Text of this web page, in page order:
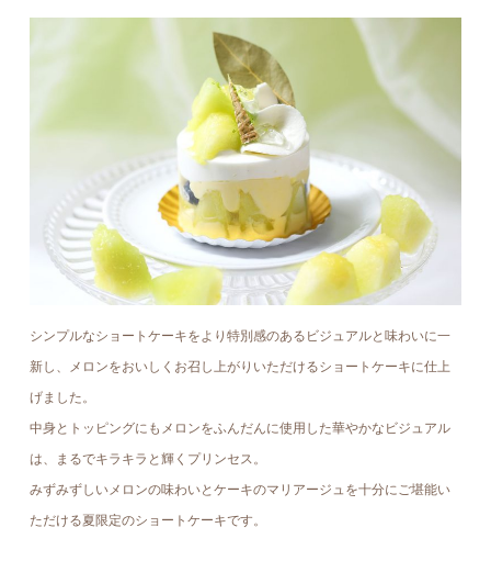
シンプルなショートケーキをより特別感のあるビジュアルと味わいに一
新し、メロンをおいしくお召し上がりいただけるショートケーキに仕上
げました。
中身とトッピングにもメロンをふんだんに使用した華やかなビジュアル
は、まるでキラキラと輝くプリンセス。
みずみずしいメロンの味わいとケーキのマリアージュを十分にご堪能い
ただける夏限定のショートケーキです。